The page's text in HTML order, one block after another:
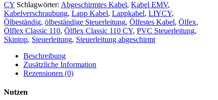
CY Schlagwörter: Abgeschirmtes Kabel, Kabel EMV,
Kabelverschraubung, Lapp Kabel, Lappkabel, LIYCY,
Ölbeständig, ölbeständige Steuerleitung, Ölfestes Kabel, Ölfex,
Ölflex Classic 110, Ölflex Classic 110 CY, PVC Steuerleitung,
Skintop, Steuerleitung, Steuerleitung abgeschirmt
Beschreibung
Zusätzliche Information
Rezensionen (0)
Nutzen